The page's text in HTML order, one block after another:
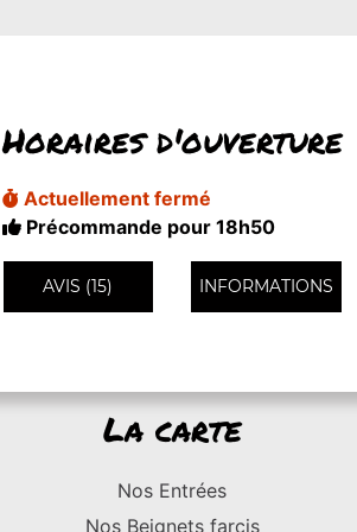
Horaires d'ouverture
Actuellement fermé
Précommande pour 18h50
AVIS (15) INFORMATIONS
La carte
Nos Entrées
Nos Beignets farcis